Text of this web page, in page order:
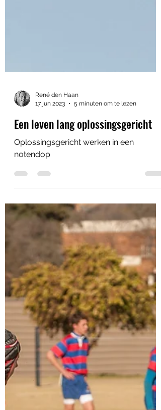
René den Haan
Een leven lang oplossingsgericht
Oplossingsgericht werken in een